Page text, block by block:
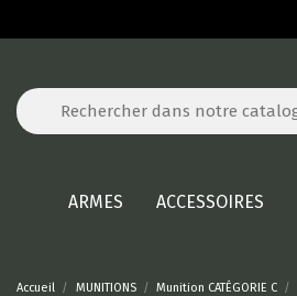
ARMES ACCESSOIRES
Accueil MUNITIONS Munition CATÉGORIE C